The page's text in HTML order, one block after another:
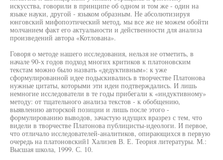
искусства, говорили в принципе об одном и том же - один на
языке науки, другой - языком образным. Не абсолютизируя
юнговский мифопоэтический метод, мы все же не можем обойти
молчанием факт его актуальности и действенности для анализа
произведений автора «Котлована».
Говоря о методе нашего исследования, нельзя не отметить, в
начале 90-х годов подход многих критиков к платоновским
текстам можно было назвать «дедуктивным»: к уже
сформулированной идее подыскивались в творчестве Платонова
нужные цитаты, которыми эти идеи подтверждались. И лишь
немногие исследователи в те годы прибегали к «индуктивному»
методу: от тщательного анализа текстов - к обобщению,
выявлению авторской позиции и лишь после этого -
формулированию выводов, зачастую идущих вразрез с тем, что
видели в творчестве Платонова публицисты-идеологи. И первое,
что отличало исследователей-аналитиков, опирающихся в первую
очередь на платоновский1 Хализев В. Е. Теория литературы. М.:
Высшая школа, 1999. С. 10.